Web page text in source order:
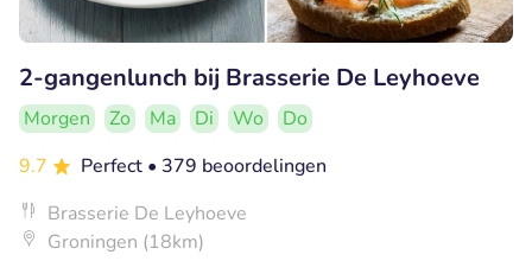
2-gangenlunch bij Brasserie De Leyhoeve
Morgen Zo Ma Di Wo
Do
9.7
Perfect • 379 beoordelingen
Brasserie De Leyhoeve
Groningen (18km)